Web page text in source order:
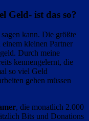
Geld- ist das so?
kann. Die größte
kleinen Partner
Durch meine
kennengelernt, die
so viel Geld
gehen müssen
, die monatlich 2.000
Bits und Donations